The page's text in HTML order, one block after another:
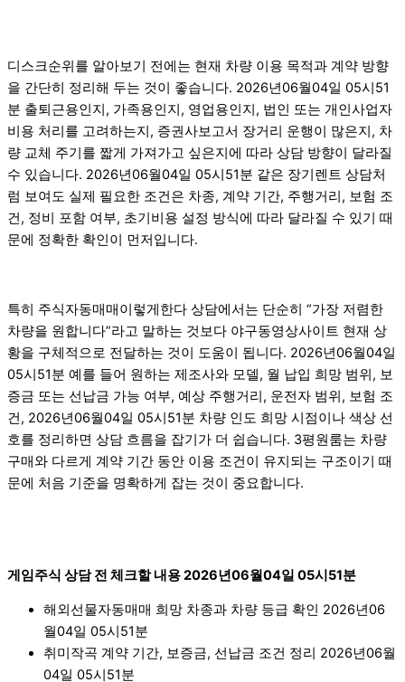
디스크순위를 알아보기 전에는 현재 차량 이용 목적과 계약 방향
을 간단히 정리해 두는 것이 좋습니다. 2026년06월04일 05시51
분 출퇴근용인지, 가족용인지, 영업용인지, 법인 또는 개인사업자
비용 처리를 고려하는지, 증권사보고서 장거리 운행이 많은지, 차
량 교체 주기를 짧게 가져가고 싶은지에 따라 상담 방향이 달라질
수 있습니다. 2026년06월04일 05시51분 같은 장기렌트 상담처
럼 보여도 실제 필요한 조건은 차종, 계약 기간, 주행거리, 보험 조
건, 정비 포함 여부, 초기비용 설정 방식에 따라 달라질 수 있기 때
문에 정확한 확인이 먼저입니다.
특히 주식자동매매이렇게한다 상담에서는 단순히 “가장 저렴한
차량을 원합니다”라고 말하는 것보다 야구동영상사이트 현재 상
황을 구체적으로 전달하는 것이 도움이 됩니다. 2026년06월04일
05시51분 예를 들어 원하는 제조사와 모델, 월 납입 희망 범위, 보
증금 또는 선납금 가능 여부, 예상 주행거리, 운전자 범위, 보험 조
건, 2026년06월04일 05시51분 차량 인도 희망 시점이나 색상 선
호를 정리하면 상담 흐름을 잡기가 더 쉽습니다. 3평원룸는 차량
구매와 다르게 계약 기간 동안 이용 조건이 유지되는 구조이기 때
문에 처음 기준을 명확하게 잡는 것이 중요합니다.
게임주식 상담 전 체크할 내용 2026년06월04일 05시51분
해외선물자동매매 희망 차종과 차량 등급 확인 2026년06
월04일 05시51분
취미작곡 계약 기간, 보증금, 선납금 조건 정리 2026년06월
04일 05시51분